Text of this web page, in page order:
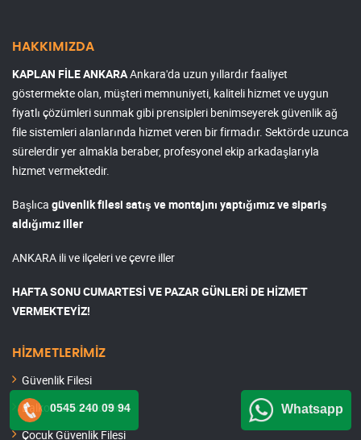
HAKKIMIZDA
KAPLAN FİLE ANKARAAnkara'da uzun yıllardır faaliyet
göstermekte olan, müşteri memnuniyeti, kaliteli hizmet ve uygun
fiyatlı çözümleri sunmak gibi prensipleri benimseyerek güvenlik ağ
file sistemleri alanlarında hizmet veren bir firmadır. Sektörde uzunca
sürelerdir yer almakla beraber, profesyonel ekip arkadaşlarıyla
hizmet vermektedir.
Başlıca güvenlik filesi satış ve montajını yaptığımız ve sipariş
aldığımız iller
ANKARA ili ve ilçeleri ve çevre iller
HAFTA SONU CUMARTESİ VE PAZAR GÜNLERİ DE HİZMET
VERMEKTEYİZ!
HİZMETLERİMİZ
Güvenlik Filesi
Balkon Güvenlik Filesi
Çocuk Güvenlik Filesi
0545 240 09 94 Whatsapp